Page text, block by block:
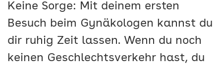
Keine Sorge: Mit deinem ersten
Besuch beim Gynäkologen kannst du
dir ruhig Zeit lassen. Wenn du noch
keinen Geschlechtsverkehr hast, du